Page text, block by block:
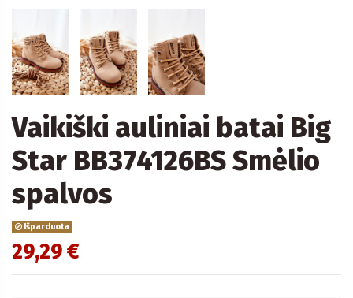
Vaikiški auliniai batai Big
Star BB374126BS Smėlio
spalvos
Išparduota
29,29 €